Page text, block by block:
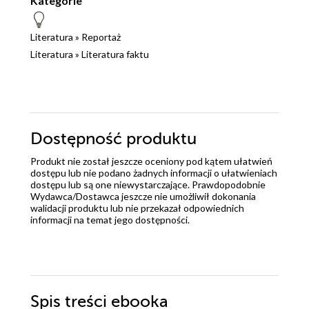
Literatura » Reportaż
Literatura » Literatura faktu
Dostępność produktu
Produkt nie został jeszcze oceniony pod kątem ułatwień
dostępu lub nie podano żadnych informacji o ułatwieniach
dostępu lub są one niewystarczające. Prawdopodobnie
Wydawca/Dostawca jeszcze nie umożliwił dokonania
walidacji produktu lub nie przekazał odpowiednich
informacji na temat jego dostępności.
Spis treści ebooka